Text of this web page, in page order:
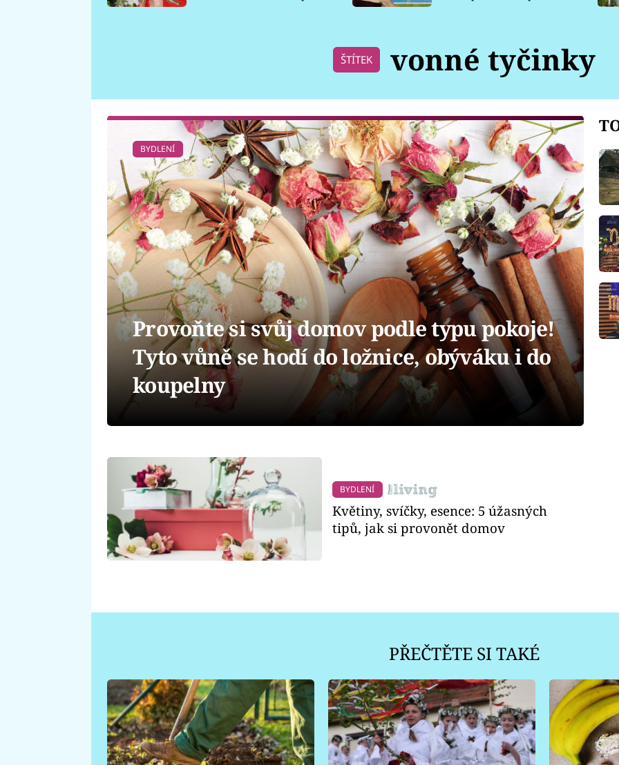
ŠTÍTEK vonné tyčinky
BYDLENÍ
Provoňte si svůj domov podle typu pokoje!
Tyto vůně se hodí do ložnice, obýváku i do
koupelny
BYDLENÍ
Květiny, svíčky, esence: 5 úžasných
tipů, jak si provonět domov
PŘEČTĚTE SI TAKÉ